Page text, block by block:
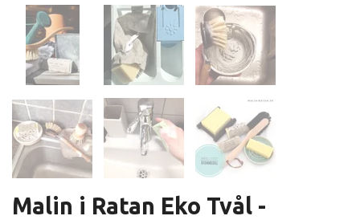
Malin i Ratan Eko Tvål -